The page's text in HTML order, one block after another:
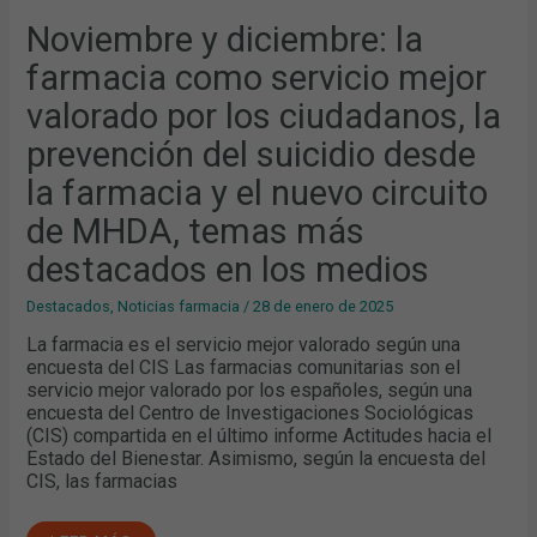
Noviembre y diciembre: la
farmacia como servicio mejor
valorado por los ciudadanos, la
prevención del suicidio desde
la farmacia y el nuevo circuito
de MHDA, temas más
destacados en los medios
Destacados, Noticias farmacia /28 de enero de 2025
La farmacia es el servicio mejor valorado según una
encuesta del CIS Las farmacias comunitarias son el
servicio mejor valorado por los españoles, según una
encuesta del Centro de Investigaciones Sociológicas
(CIS) compartida en el último informe Actitudes hacia el
Estado del Bienestar. Asimismo, según la encuesta del
CIS, las farmacias
MHDA,
TEMAS
MÁS
DESTACADOS
EN
LOS
MEDIOS